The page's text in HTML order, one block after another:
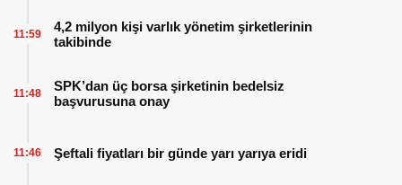
4,2 milyon kişi varlık yönetim şirketlerinin
takibinde
11:59
SPK’dan üç borsa şirketinin bedelsiz
başvurusuna onay
11:48
Şeftali fiyatları bir günde yarı yarıya eridi
11:46